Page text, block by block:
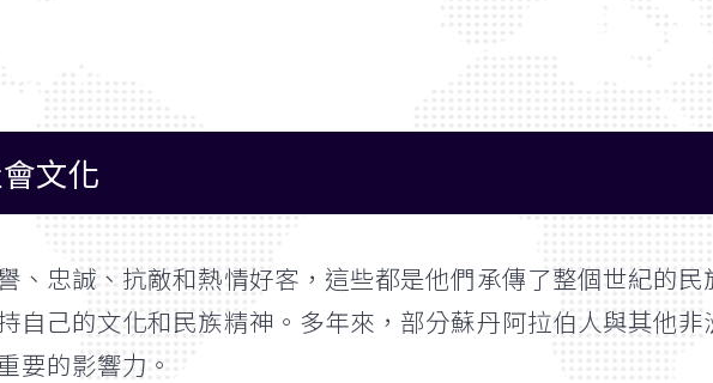
文化
、忠誠、抗敵和熱情好客，這些都是他們承傳了整個世紀的
自己的文化和民族精神。多年來，部分蘇丹阿拉伯人與其他
要的影響力。